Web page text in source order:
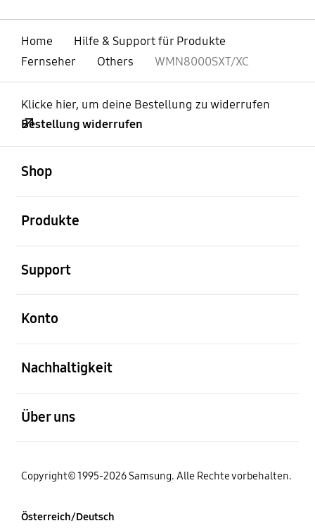
Home
Hilfe & Support für Produkte
Fernseher
Others WMN8000SXT/XC
Klicke hier, um deine Bestellung zu widerrufen
Bestellung widerrufen
Shop
Produkte
Support
Konto
Nachhaltigkeit
Über uns
Copyright© 1995-2026 Samsung. Alle Rechte vorbehalten.
Österreich/Deutsch